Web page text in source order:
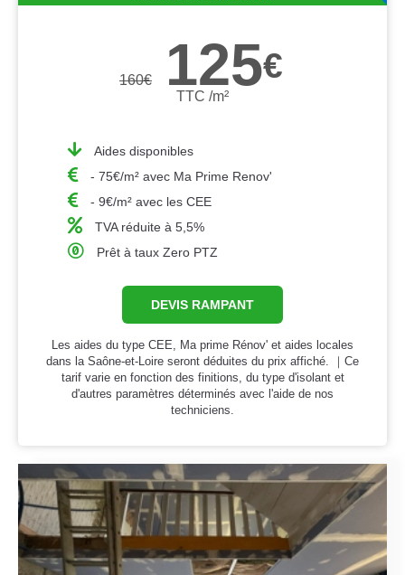
160€ 125€
TTC /m²
Aides disponibles
- 75€/m² avec Ma Prime Renov'
- 9€/m² avec les CEE
TVA réduite à 5,5%
Prêt à taux Zero PTZ
DEVIS RAMPANT
Les aides du type CEE, Ma prime Rénov' et aides locales
dans la Saône-et-Loire seront déduites du prix affiché. ｜Ce
tarif varie en fonction des finitions, du type d'isolant et
d'autres paramètres déterminés avec l'aide de nos
techniciens.